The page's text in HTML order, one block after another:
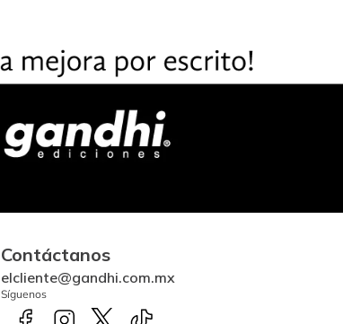
Contáctanos
elcliente@gandhi.com.mx
Síguenos